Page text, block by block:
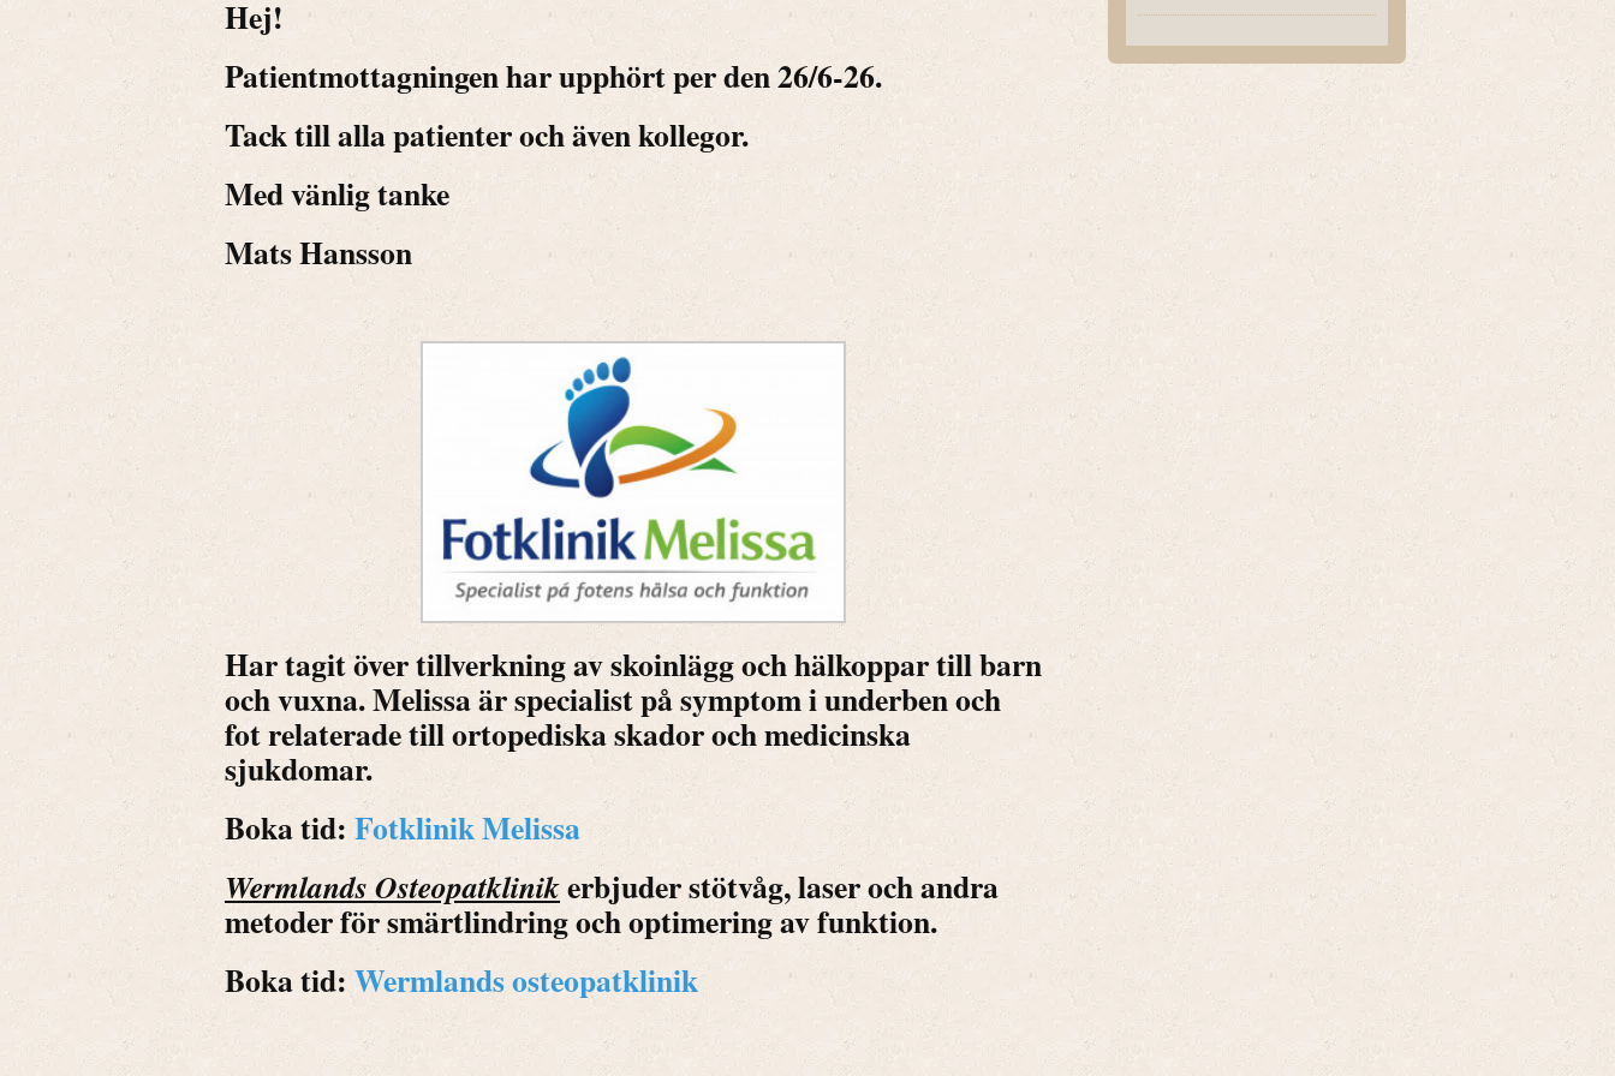
Hej!
Patientmottagningen har upphört per den 26/6-26.
Tack till alla patienter och även kollegor.
Med vänlig tanke
Mats Hansson
Har tagit över tillverkning av skoinlägg och hälkoppar till barn
och vuxna. Melissa är specialist på symptom i underben och
fot relaterade till ortopediska skador och medicinska
sjukdomar.
Boka tid: Fotklinik Melissa
Wermlands Osteopatklinikerbjuder stötvåg, laser och andra
metoder för smärtlindring och optimering av funktion.
Boka tid: Wermlands osteopatklinik